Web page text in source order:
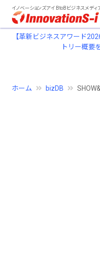
イノベーションズアイ BtoBビジネスメディ
【革新ビジネスアワード
トリー概要
ホーム bizDB